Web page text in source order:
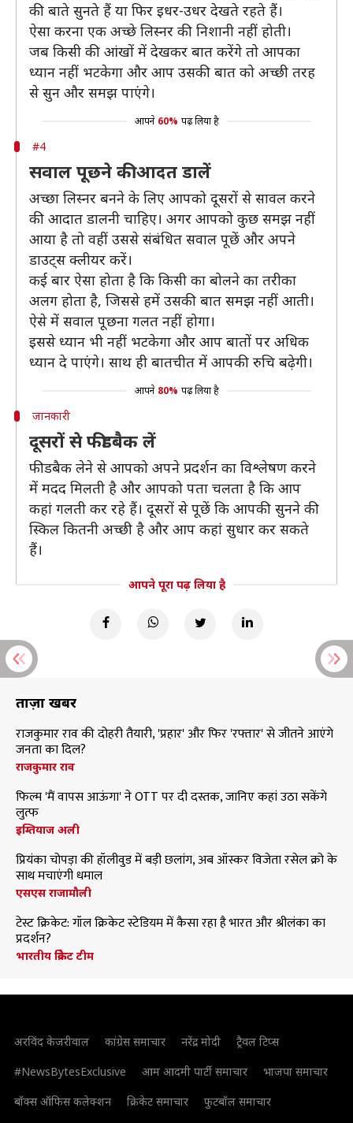
की बाते सुनते हैं या फिर इधर-उधर देखते रहते हैं।
ऐसा करना एक अच्छे लिस्नर की निशानी नहीं होती।
जब किसी की आंखों में देखकर बात करेंगे तो आपका
ध्यान नहीं भटकेगा और आप उसकी बात को अच्छी तरह
से सुन और समझ पाएंगे।
आपने 60% पढ़ लिया है
#4
सवाल पूछने की आदत डालें
अच्छा लिस्नर बनने के लिए आपको दूसरों से सावल करने
की आदात डालनी चाहिए। अगर आपको कुछ समझ नहीं
आया है तो वहीं उससे संबंधित सवाल पूछें और अपने
डाउट्स क्लीयर करें।
कई बार ऐसा होता है कि किसी का बोलने का तरीका
अलग होता है, जिससे हमें उसकी बात समझ नहीं आती।
ऐसे में सवाल पूछना गलत नहीं होगा।
इससे ध्यान भी नहीं भटकेगा और आप बातों पर अधिक
ध्यान दे पाएंगे। साथ ही बातचीत में आपकी रुचि बढ़ेगी।
आपने 80% पढ़ लिया है
जानकारी
दूसरों से फीडबैक लें
फीडबैक लेने से आपको अपने प्रदर्शन का विश्लेषण करने
में मदद मिलती है और आपको पता चलता है कि आप
कहां गलती कर रहे हैं। दूसरों से पूछें कि आपकी सुनने की
स्किल कितनी अच्छी है और आप कहां सुधार कर सकते
हैं।
आपने पूरा पढ़ लिया है
ताज़ा खबरें
राजकुमार राव की दोहरी तैयारी, 'प्रहार' और फिर 'रफ्तार' से जीतने आएंगे
जनता का दिल?
राजकुमार राव
फिल्म 'मैं वापस आऊंगा' ने OTT पर दी दस्तक, जानिए कहां उठा सकेंगे
लुत्फ
इम्तियाज अली
प्रियंका चोपड़ा की हॉलीवुड में बड़ी छलांग, अब ऑस्कर विजेता रसेल क्रो के
साथ मचाएंगी धमाल
एसएस राजामौली
टेस्ट क्रिकेट: गॉल क्रिकेट स्टेडियम में कैसा रहा है भारत और श्रीलंका का
प्रदर्शन?
भारतीय क्रिकेट टीम
अरविंद केजरीवाल कांग्रेस समाचार नरेंद्र मोदी
ट्रैवल टिप्स
#NewsBytesExclusive
आम आदमी पार्टी समाचार
भाजपा समाचार
बॉक्स ऑफिस कलेक्शन
क्रिकेट समाचार फुटबॉल समाचार